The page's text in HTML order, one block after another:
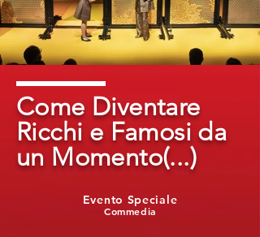
Come Diventare
Ricchi e Famosi da
un Momento(...)
Commedia
Evento Speciale